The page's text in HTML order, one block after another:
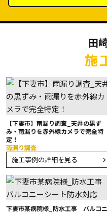
田
施
【下妻市】雨漏り調査_天井の黒ず
み・雨漏りを赤外線カメラで完全特
定！
雨漏り調査
施工事例の詳細を見る
下妻市某病院様_防水工事 バルコニ